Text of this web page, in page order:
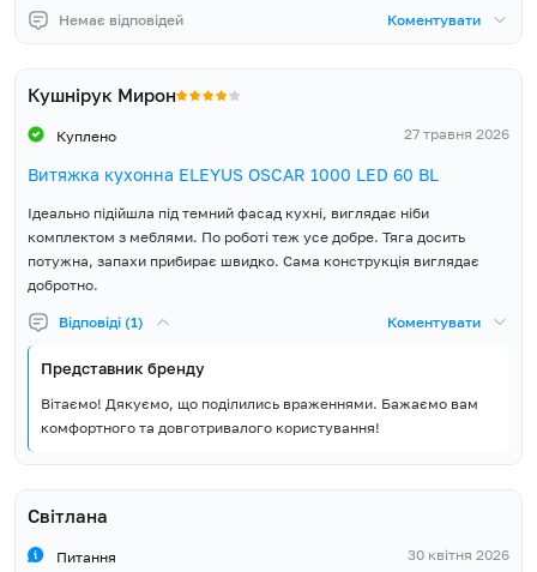
Немає відповідей Коментувати
Кушнірук Мирон
Куплено 27 травня 2026
Витяжка кухонна ELEYUS OSCAR 1000 LED 60 BL
Ідеально підійшла під темний фасад кухні, виглядає ніби
комплектом з меблями. По роботі теж усе добре. Тяга досить
потужна, запахи прибирає швидко. Сама конструкція виглядає
добротно.
Відповіді (1) Коментувати
Представник бренду
Вітаємо! Дякуємо, що поділились враженнями. Бажаємо вам
комфортного та довготривалого користування!
Світлана
Питання 30 квітня 2026